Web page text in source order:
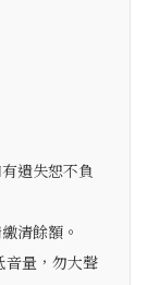
遺失恕不負
清餘額。
音量，勿大聲